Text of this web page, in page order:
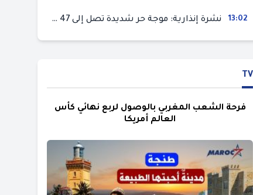
13:02 نشرة إنذارية: موجة حر شديدة تصل إلى 47 درجة بمختلف مناطق المغرب
TV
فرحة الشعب المغربي بالوصول لربع نهائي كأس
العالم أمريكا